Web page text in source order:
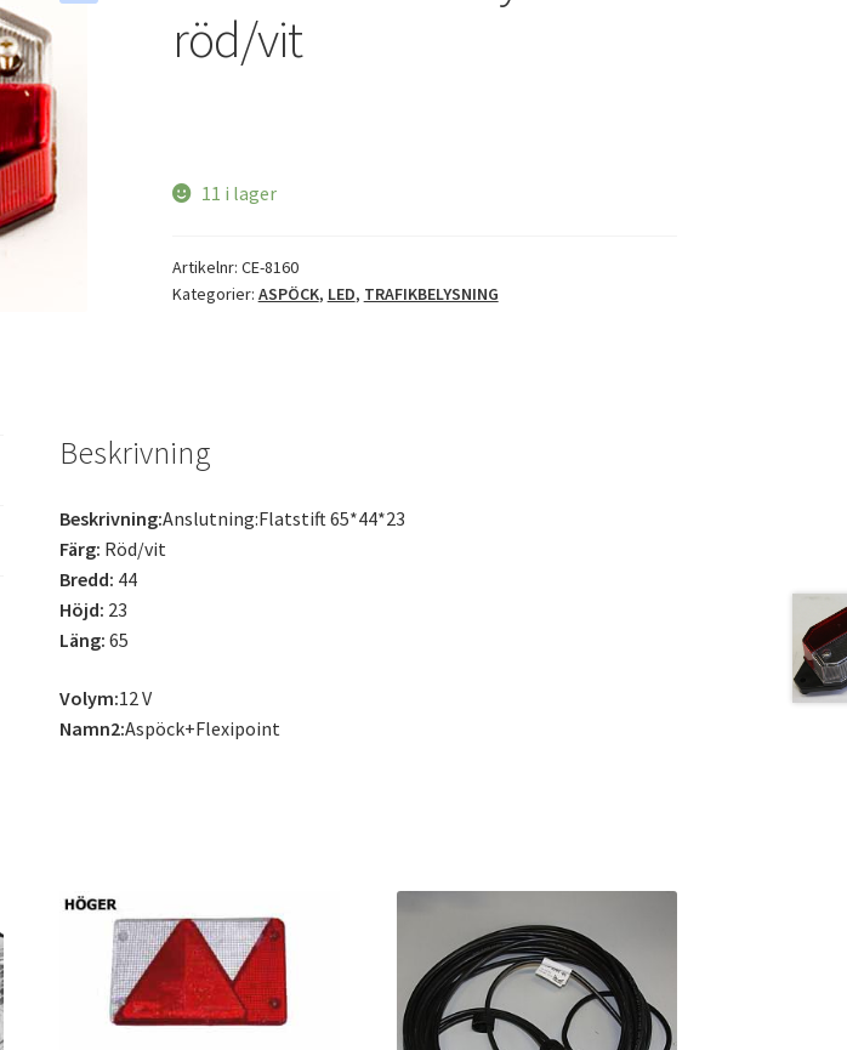
röd/vit
11 i lager
Artikelnr: CE-8160
Kategorier: ASPÖCK, LED, TRAFIKBELYSNING
Beskrivning
Beskrivning:Anslutning:Flatstift 65*44*23
Färg: Röd/vit
Bredd: 44
Höjd: 23
Läng: 65
Volym:12 V
Namn2:Aspöck+Flexipoint